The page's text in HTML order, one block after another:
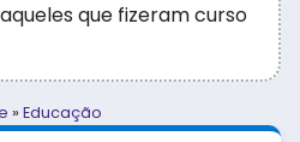
que fizeram curso
» Educação